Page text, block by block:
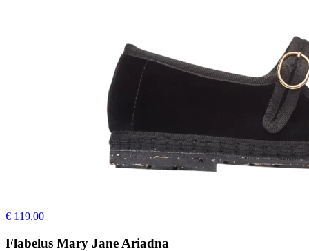
€ 119,00
Flabelus Mary Jane Ariadna